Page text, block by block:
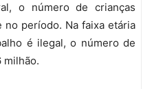
o número de crianças
no período. Na faixa etária
é ilegal, o número de
milhão.